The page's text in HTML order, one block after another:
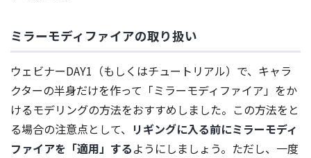
ミラーモディファイアの取り扱い
ウェビナーDAY1（もしくはチュートリアル）で、キャラ
クターの半身だけを作って「ミラーモディファイア」をか
けるモデリングの方法をおすすめしました。この方法をと
る場合の注意点として、 リギングに入る前にミラーモディ
ファイアを「適用」するようにしましょう。ただし、一度